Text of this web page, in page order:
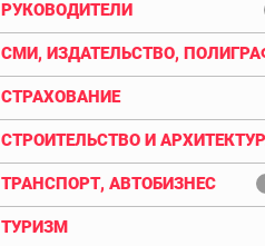
РУКОВОДИТЕЛИ
СМИ, ИЗДАТЕЛЬСТВО,
СТРАХОВАНИЕ
СТРОИТЕЛЬСТВО И
ТРАНСПОРТ, АВТОБИЗНЕС
ТУРИЗМ